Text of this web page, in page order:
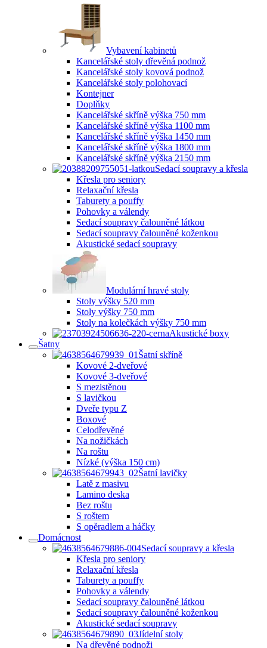
Vybavení kabinetů
Kancelářské stoly dřevěná podnož
Kancelářské stoly kovová podnož
Kancelářské stoly polohovací
Kontejner
Doplňky
Kancelářské skříně výška 750 mm
Kancelářské skříně výška 1100 mm
Kancelářské skříně výška 1450 mm
Kancelářské skříně výška 1800 mm
Kancelářské skříně výška 2150 mm
Sedací soupravy a křesla
Křesla pro seniory
Relaxační křesla
Taburety a pouffy
Pohovky a válendy
Sedací soupravy čalouněné látkou
Sedací soupravy čalouněné koženkou
Akustické sedací soupravy
Modulární hravé stoly
Stoly výšky 520 mm
Stoly výšky 750 mm
Stoly na kolečkách výšky 750 mm
Akustické boxy
Šatny
Šatní skříně
Kovové 2-dveřové
Kovové 3-dveřové
S mezistěnou
S lavičkou
Dveře typu Z
Boxové
Celodřevěné
Na nožičkách
Na roštu
Nízké (výška 150 cm)
Šatní lavičky
Latě z masivu
Lamino deska
Bez roštu
S roštem
S opěradlem a háčky
Domácnost
Sedací soupravy a křesla
Křesla pro seniory
Relaxační křesla
Taburety a pouffy
Pohovky a válendy
Sedací soupravy čalouněné látkou
Sedací soupravy čalouněné koženkou
Akustické sedací soupravy
Jídelní stoly
Na dřevěné podnoži